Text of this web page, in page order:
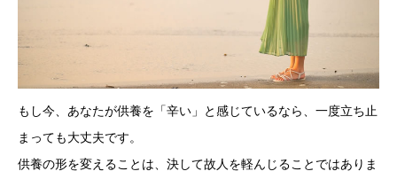
もし今、あなたが供養を「辛い」と感じているなら、一度立ち止
まっても大丈夫です。
供養の形を変えることは、決して故人を軽んじることではありま